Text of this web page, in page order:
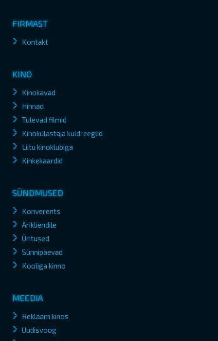
FIRMAST
Kontakt
KINO
Kinokavad
Hinnad
Tulevad filmid
Kinokülastaja kuldreeglid
Liitu kinoklubiga
Kinkekaardid
SÜNDMUSED
Konverents
Ärikliendile
Üritused
Sünnipäevad
Kooliga kinno
MEEDIA
Reklaam kinos
Uudisvoog